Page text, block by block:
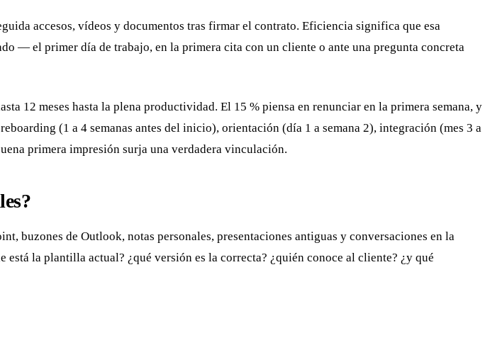
accesos, vídeos y documentos tras firmar el contrato. Eficiencia significa que esa
— el primer día de trabajo, en la primera cita con un cliente o ante una pregunta concreta
12 meses hasta la plena productividad. El 15 % piensa en renunciar en la primera semana, y
(1 a 4 semanas antes del inicio), orientación (día 1 a semana 2), integración (mes 3 a
primera impresión surja una verdadera vinculación.
buzones de Outlook, notas personales, presentaciones antiguas y conversaciones en la
la plantilla actual? ¿qué versión es la correcta? ¿quién conoce al cliente? ¿y qué